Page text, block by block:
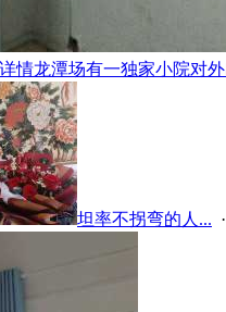
情龙潭场有一独家小院对
坦率不拐弯的人... ·